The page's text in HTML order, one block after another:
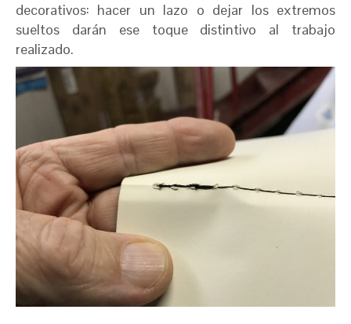
decorativos: hacer un lazo o dejar los extremos
sueltos darán ese toque distintivo al trabajo
realizado.